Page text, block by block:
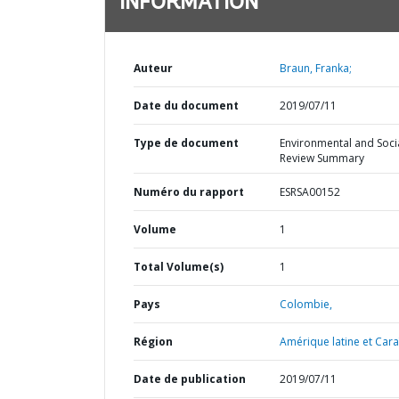
Auteur Braun, Franka;
Date du document 2019/07/11
Type de document
Environmental and
Review Summary
Numéro du rapport ESRSA00152
Volume 1
Total Volume(s) 1
Pays Colombie,
Région Amérique latine et
Date de publication 2019/07/11